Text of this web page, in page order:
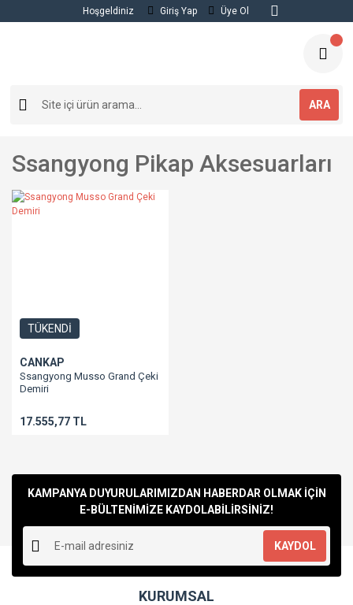
Hoşgeldiniz Giriş Yap Üye Ol
ARA
Ssangyong Pikap Aksesuarları
TÜKENDİ
CANKAP
Ssangyong Musso Grand Çeki
Demiri
17.555,77 TL
KAMPANYA DUYURULARIMIZDAN HABERDAR OLMAK İÇİN
E-BÜLTENİMİZE KAYDOLABİLİRSİNİZ!
KAYDOL
KURUMSAL